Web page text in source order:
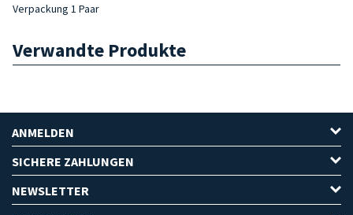
Verpackung 1 Paar
Verwandte Produkte
ANMELDEN
SICHERE ZAHLUNGEN
NEWSLETTER